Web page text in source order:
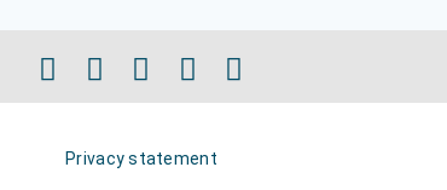
Privacy statement